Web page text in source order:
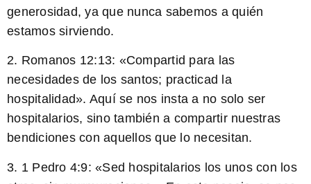
generosidad, ya que nunca sabemos a quién
estamos sirviendo.
2. Romanos 12:13: «Compartid para las
necesidades de los santos; practicad la
hospitalidad». Aquí se nos insta a no solo ser
hospitalarios, sino también a compartir nuestras
bendiciones con aquellos que lo necesitan.
3. 1 Pedro 4:9: «Sed hospitalarios los unos con los